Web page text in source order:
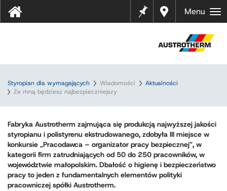
Gdzie
kupić
Notes
Menu
Styropian dla wymagających Wiadomości
Aktualności
Ze mną będziesz najbezpieczniejszy
Fabryka Austrotherm zajmująca się produkcją najwyższej jakości
styropianu i polistyrenu ekstrudowanego, zdobyła III miejsce w
konkursie „Pracodawca – organizator pracy bezpiecznej”, w
kategorii firm zatrudniających od 50 do 250 pracowników, w
województwie małopolskim. Dbałość o higienę i bezpieczeństwo
pracy to jeden z fundamentalnych elementów polityki
pracowniczej spółki Austrotherm.